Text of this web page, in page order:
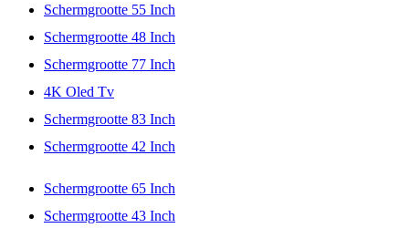
Schermgrootte 55 Inch
Schermgrootte 48 Inch
Schermgrootte 77 Inch
4K Oled Tv
Schermgrootte 83 Inch
Schermgrootte 42 Inch
Schermgrootte 65 Inch
Schermgrootte 43 Inch